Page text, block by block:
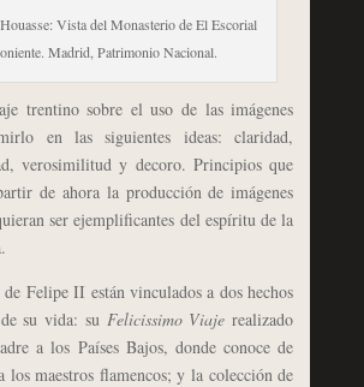
Vista del Monasterio de El Escorial
Madrid, Patrimonio Nacional.
sobre el uso de las imágenes
en las siguientes ideas: claridad,
verosimilitud y decoro. Principios que
de ahora la producción de imágenes
ser ejemplificantes del espíritu de la
Felipe II están vinculados a dos hechos
su vida: su Felicissimo Viaje realizado
a los Países Bajos, donde conoce de
los maestros flamencos; y la colección de